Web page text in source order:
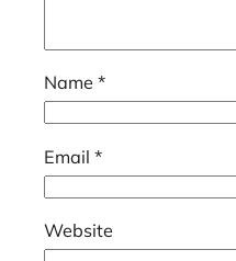
Name *
Email *
Website